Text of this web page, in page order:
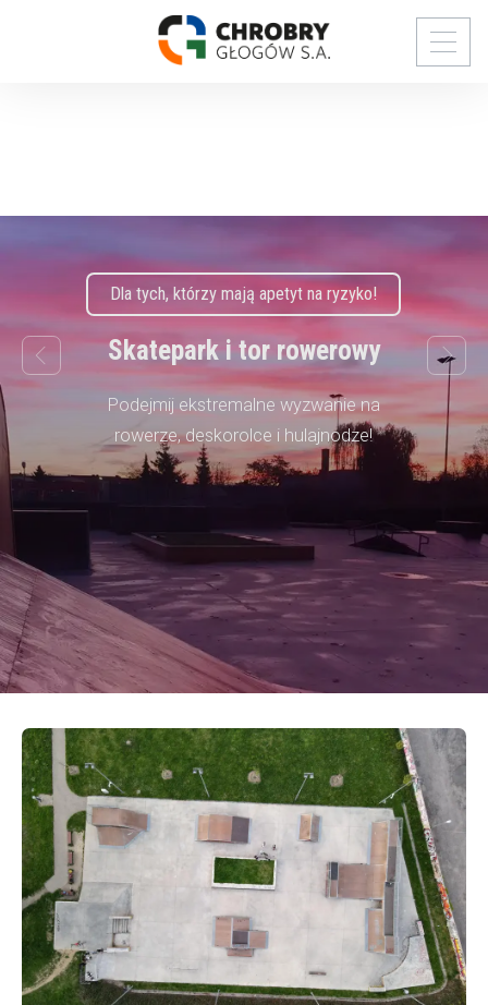
Dla tych, którzy mają apetyt na ryzyko!
Skatepark i tor rowerowy
Podejmij ekstremalne wyzwanie na
rowerze, deskorolce i hulajnodze!
prev next